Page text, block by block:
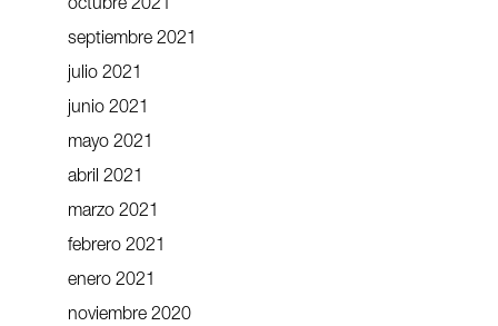
octubre 2021
septiembre 2021
julio 2021
junio 2021
mayo 2021
abril 2021
marzo 2021
febrero 2021
enero 2021
noviembre 2020